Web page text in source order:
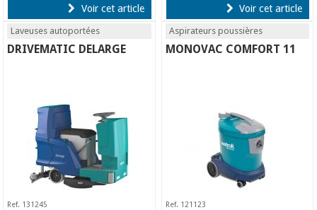
Voir cet article Voir cet article
Laveuses autoportées
DRIVEMATIC DELARGE
Ref. 131245
Aspirateurs poussières
MONOVAC COMFORT 11
Ref. 121123